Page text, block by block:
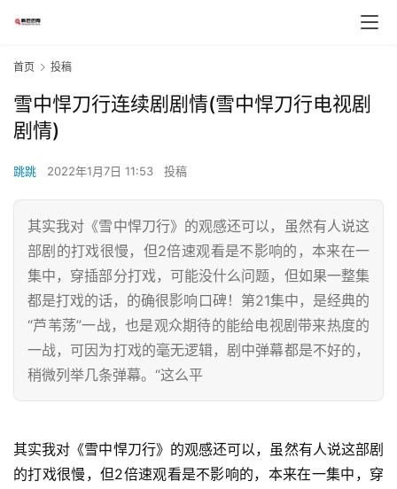
首页 投稿
雪中悍刀行连续剧剧情(雪中悍刀行电视剧
剧情)
跳跳 2022年1月7日 11:53 投稿
其实我对《雪中悍刀行》的观感还可以，虽然有人说这
部剧的打戏很慢，但2倍速观看是不影响的，本来在一
集中，穿插部分打戏，可能没什么问题，但如果一整集
都是打戏的话，的确很影响口碑！第21集中，是经典的
“芦苇荡”一战，也是观众期待的能给电视剧带来热度的
一战，可因为打戏的毫无逻辑，剧中弹幕都是不好的，
稍微列举几条弹幕。“这么平
其实我对《雪中悍刀行》的观感还可以，虽然有人说这部剧
的打戏很慢，但2倍速观看是不影响的，本来在一集中，穿